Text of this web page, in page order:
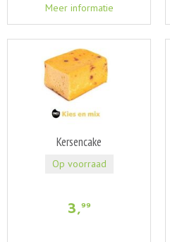
Meer informatie
Kersencake
3,99
Op voorraad